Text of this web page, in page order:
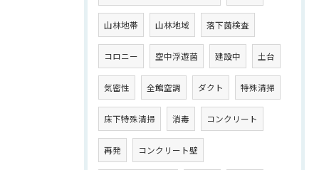
山林地帯 山林地域 落下菌検査
コロニー 空中浮遊菌 建設中 土台
気密性 全館空調 ダクト 特殊清掃
床下特殊清掃 消毒 コンクリート
再発 コンクリート壁